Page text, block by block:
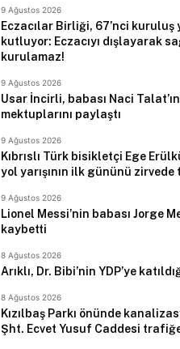
9 Ağustos 2026
Eczacılar Birliği, 67’nci kuruluş
kutluyor: Eczacıyı dışlayarak
kurulamaz!
9 Ağustos 2026
Usar İncirli, babası Naci
mektuplarını paylaştı
9 Ağustos 2026
Kıbrıslı Türk bisikletçi Ege
yol yarışının ilk gününü zirvede
9 Ağustos 2026
Lionel Messi’nin babası Jorge
kaybetti
8 Ağustos 2026
Arıklı, Dr. Bibi’nin YDP’ye
8 Ağustos 2026
Kızılbaş Parkı önünde
Şht. Ecvet Yusuf Caddesi